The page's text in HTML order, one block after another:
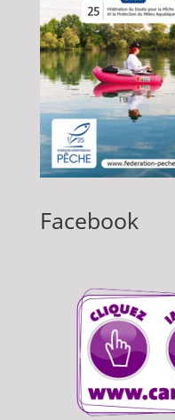
Facebook